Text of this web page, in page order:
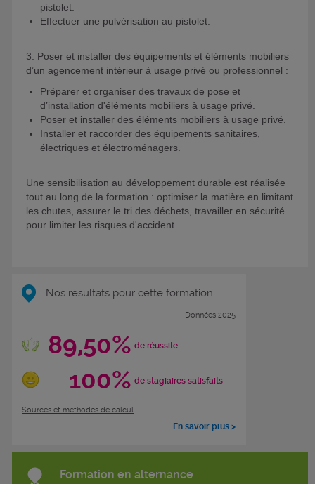
pistolet.
Effectuer une pulvérisation au pistolet.
3. Poser et installer des équipements et éléments mobiliers
d’un agencement intérieur à usage privé ou professionnel :
Préparer et organiser des travaux de pose et
d’installation d'éléments mobiliers à usage privé.
Poser et installer des éléments mobiliers à usage privé.
Installer et raccorder des équipements sanitaires,
électriques et électroménagers.
Une sensibilisation au développement durable est réalisée
tout au long de la formation : optimiser la matière en limitant
les chutes, assurer le tri des déchets, travailler en sécurité
pour limiter les risques d'accident.
Nos résultats pour cette formation
Données 2025
89,50% de réussite
100% de stagiaires satisfaits
Sources et méthodes de calcul
En savoir plus >
Formation en alternance